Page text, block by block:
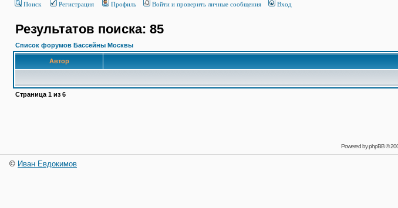
Поиск Регистрация Профиль Войти и проверить личные сообщения Вход
Результатов поиска: 85
Список форумов Бассейны Москвы
Автор
Страница 1 из 6
Powered byphpBB©
© Иван Евдокимов